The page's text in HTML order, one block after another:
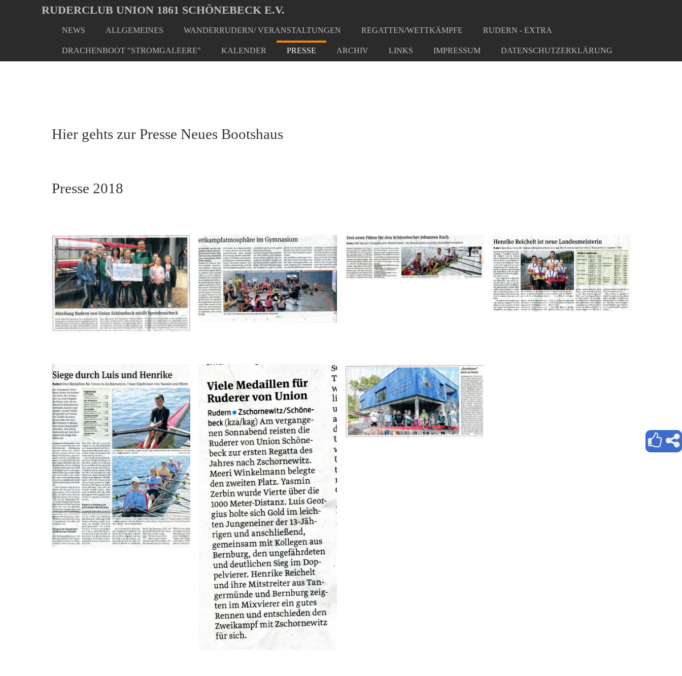
Oops, an error occurred! Code: 20260807030749f7bb70ea
main
RUDERCLUB UNION 1861 SCHÖNEBECK E.V.
NEWS ALLGEMEINES WANDERRUDERN/ VERANSTALTUNGEN REGATTEN/WETTKÄMPFE RUDERN - EXTRA
DRACHENBOOT "STROMGALEERE" KALENDER PRESSE ARCHIV LINKS IMPRESSUM DATENSCHUTZERKLÄRUNG
here:
Hier gehts zur Presse Neues Bootshaus
Presse 2018